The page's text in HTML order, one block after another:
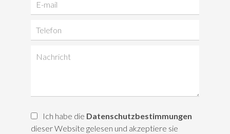
Ich habe die Datenschutzbestimmungen
dieser Website gelesen und akzeptiere sie